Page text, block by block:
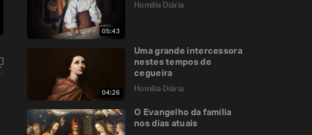
05:43
Homilia Diária
04:26
Uma grande intercessora
nestes tempos de
cegueira
Homilia Diária
O Evangelho da família
nos dias atuais